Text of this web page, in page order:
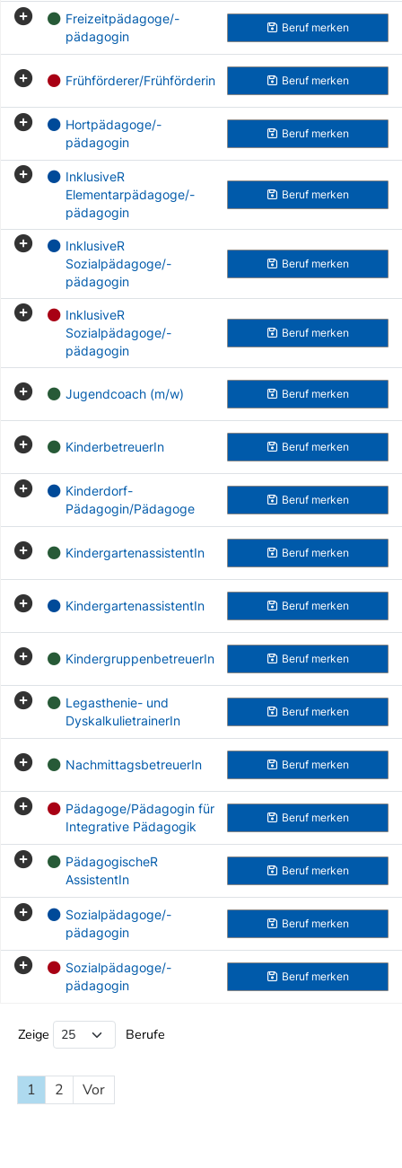
Freizeitpädagoge/-
pädagogin
Beruf merken
Frühförderer/Frühförderin Beruf merken
Hortpädagoge/-
pädagogin
Beruf merken
InklusiveR
Elementarpädagoge/-
pädagogin
Beruf merken
InklusiveR
Sozialpädagoge/-
pädagogin
Beruf merken
InklusiveR
Sozialpädagoge/-
pädagogin
Beruf merken
Jugendcoach (m/w) Beruf merken
KinderbetreuerIn Beruf merken
Kinderdorf-
Pädagogin/Pädagoge
Beruf merken
KindergartenassistentIn Beruf merken
KindergartenassistentIn Beruf merken
KindergruppenbetreuerIn Beruf merken
Legasthenie- und
DyskalkulietrainerIn
Beruf merken
NachmittagsbetreuerIn Beruf merken
Pädagoge/Pädagogin für
Integrative Pädagogik
Beruf merken
PädagogischeR
AssistentIn
Beruf merken
Sozialpädagoge/-
pädagogin
Beruf merken
Sozialpädagoge/-
pädagogin
Beruf merken
Zeige Berufe
1 2 Vor